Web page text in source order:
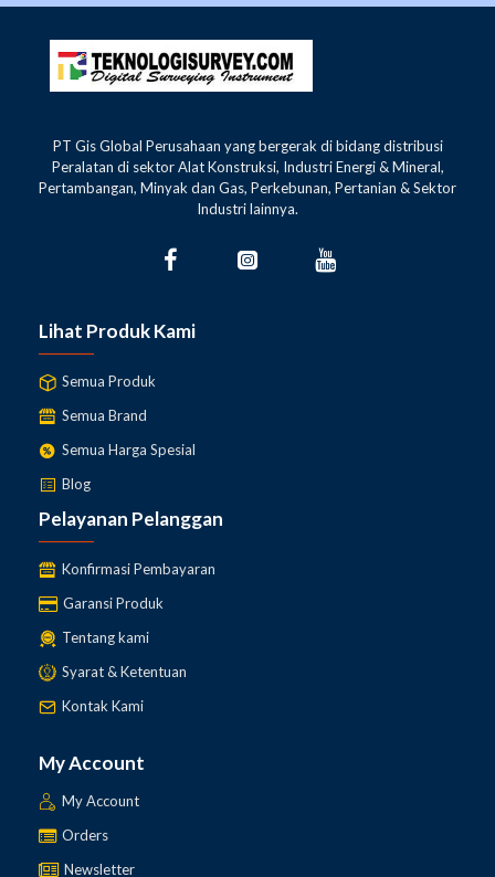
Jual Internal Vibrator
(pengecoran) dll. dengan
Vibrator
Germany Harga kompetitif Tentunya Gratis antar untuk
Area Jakarta dan dapat dikirim keseluruh Indonesia, Jika
PT Gis Global Perusahaan yang bergerak di bidang distribusi
Peralatan di sektor Alat Konstruksi, Industri Energi & Mineral,
Pertambangan, Minyak dan Gas, Perkebunan, Pertanian & Sektor
Industri lainnya.
Lihat Produk Kami
Semua Produk
Semua Brand
Semua Harga Spesial
Blog
Pelayanan Pelanggan
Konfirmasi Pembayaran
Garansi Produk
Tentang kami
Syarat & Ketentuan
Kontak Kami
My Account
My Account
Orders
Newsletter